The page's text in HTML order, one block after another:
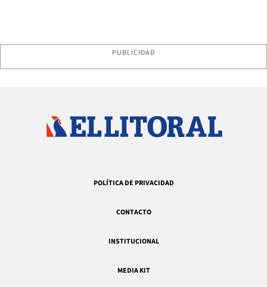
PUBLICIDAD
POLÍTICA DE PRIVACIDAD
CONTACTO
INSTITUCIONAL
MEDIA KIT